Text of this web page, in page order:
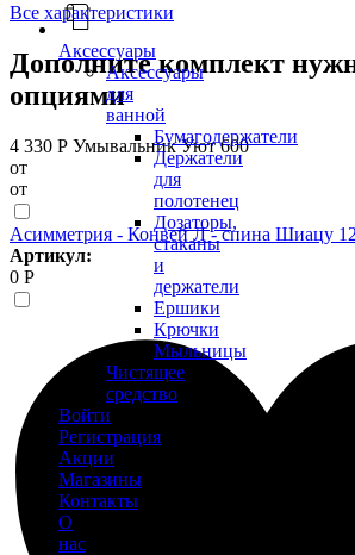
Аксессуары
Аксессуары
для
ванной
Бумагодержатели
Держатели
для
полотенец
Дозаторы,
стаканы
и
держатели
Ершики
Крючки
Мыльницы
Чистящее
средство
Войти
Регистрация
Акции
Магазины
Контакты
О
нас
Все характеристики
Дополните комплект
опциями
4 330 Р Умывальник Уют 600
от
от
Асимметрия - Конвей Л - спина Шиацу 12
Артикул:
0 Р